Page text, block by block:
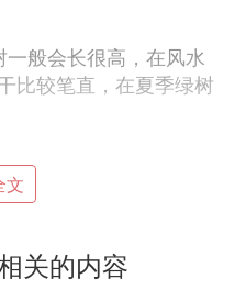
般会长很高，在风水
比较笔直，在夏季绿树
生长2-5米左右，在风
为园林观赏类的树木，
文
关的内容